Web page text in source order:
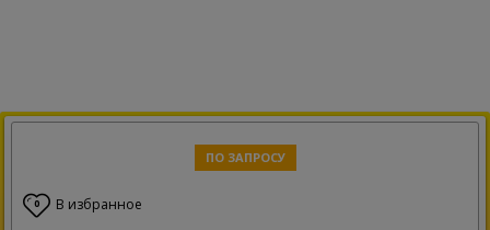
ПО ЗАПРОСУ
0 В избранное